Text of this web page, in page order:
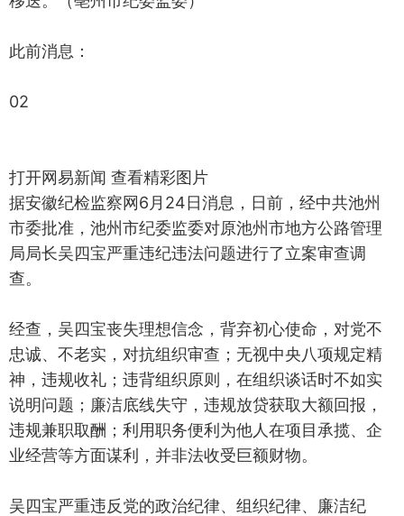
此前消息：
02
打开网易新闻 查看精彩图片
据安徽纪检监察网6月24日消息，日前，经中共池州
市委批准，池州市纪委监委对原池州市地方公路管理
局局长吴四宝严重违纪违法问题进行了立案审查调
查。
经查，吴四宝丧失理想信念，背弃初心使命，对党不
忠诚、不老实，对抗组织审查；无视中央八项规定精
神，违规收礼；违背组织原则，在组织谈话时不如实
说明问题；廉洁底线失守，违规放贷获取大额回报，
违规兼职取酬；利用职务便利为他人在项目承揽、企
业经营等方面谋利，并非法收受巨额财物。
吴四宝严重违反党的政治纪律、组织纪律、廉洁纪